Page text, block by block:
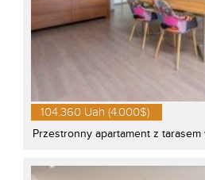
104.360 Uah (4.000$)
Przestronny apartament z